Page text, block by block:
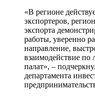
«В регионе
экспортеров,
экспорта
работы, уверенно
направление,
взаимодействие
палат», –
департамента